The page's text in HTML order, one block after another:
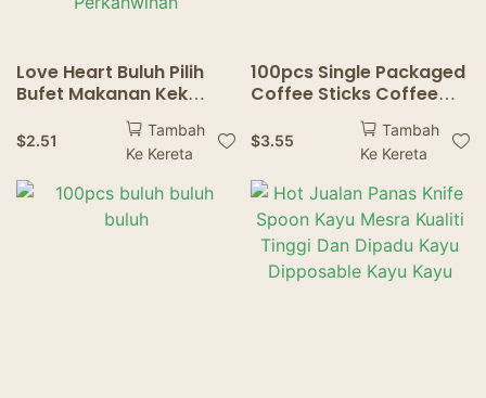
Love Heart Buluh Pilih
Bufet Makanan Kek
Cawan Buah Koktel
Garpu Pencuci Mulut
Salad Stick Untuk
Berkelah Kelengkapan
Rumah Pesta
Perkahwinan
$2.51
Tambah
Ke Kereta
100pcs Single Packaged
Coffee Sticks Coffee
Coffee Coffee Stirrers
Ice Cream Hot Hot
Minum Popsicle Hot
$3.55
Tambah
Ke Kereta